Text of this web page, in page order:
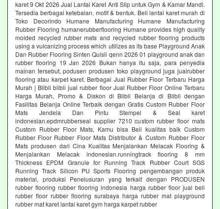
karet 9 Okt 2026 Jual Lantai Karet Anti Slip untuk Gym & Kamar Mandi.
Tersedia berbagai ketebalan, motif & bentuk. Beli lantai karet murah di
Toko Decorindo Humane Manufacturing Humane Manufacturing
Rubber Flooring humanerubberflooring Humane provides high quality
molded recycled rubber mats and recycled rubber flooring products
using a vulcanizing process which utilizes as its base Playground Anak
Dan Rubber Flooring Sinten Quisii qenn 2026 01 playground anak dan
rubber flooring 19 Jan 2026 Bukan hanya itu saja, para penyedia
mainan tersebut, podusen produsen toko playground juga jualrubber
flooring atau karpet karet. Berbagai Jual Rubber Floor Terbaru Harga
Murah | Blibli blibli jual rubber floor Jual Rubber Floor Online Terbaru
Harga Murah, Promo & Diskon di Blibli Belanja di Blibli dengan
Fasilitas Belanja Online Terbaik dengan Gratis Custom Rubber Floor
Mats Jendela Dan Pintu Stempel & Seal karet
indonesian.epdmrubberseal supplier 7210 custom rubber floor mats
Custom Rubber Floor Mats, Kamu bisa Beli kualitas baik Custom
Rubber Floor Rubber Floor Mats Distributor & Custom Rubber Floor
Mats produsen dari Cina Kualitas Menjalankan Melacak Flooring &
Menjalankan Melacak indonesian.runningtrack flooring 8 mm
Thickness EPDM Granule for Running Track Rubber Court SGS
Running Track Silicon PU Sports Flooring pengembangan produk
material, produksi Penelusuran yang terkait dengan PRODUSEN
rubber flooring rubber flooring indonesia harga rubber floor jual beli
rubber floor rubber flooring surabaya harga rubber mat playground
rubber mat karet lantai karet gym harga karpet rubber